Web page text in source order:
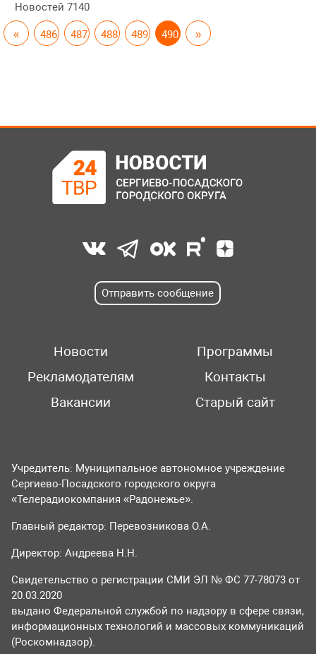
Новостей 7140
« 486 487 488 489 490 »
Отправить сообщение
Новости
Программы
Рекламодателям
Контакты
Вакансии
Старый сайт
Учредитель: Муниципальное автономное учреждение
Сергиево-Посадского городского округа
«Телерадиокомпания «Радонежье».
Главный редактор: Перевозникова О.А.
Директор: Андреева Н.Н.
Свидетельство о регистрации СМИ ЭЛ № ФС 77-78073 от
20.03.2020
выдано Федеральной службой по надзору в сфере связи,
информационных технологий и массовых коммуникаций
(Роскомнадзор).